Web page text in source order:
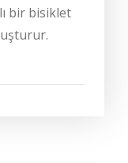
bir bisiklet